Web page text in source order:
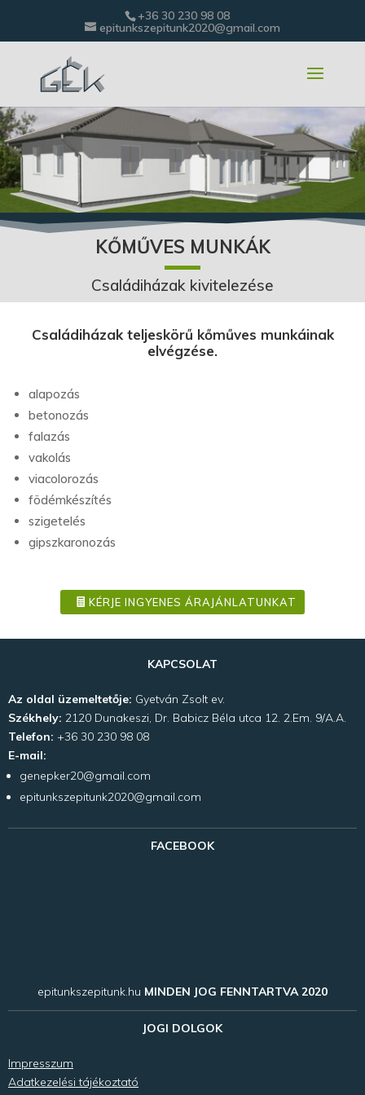
+36 30 230 98 08
epitunkszepitunk2020@gmail.com
KŐMŰVES MUNKÁK
Családiházak kivitelezése
Családiházak teljeskörű kőműves munkáinak
elvégzése.
alapozás
betonozás
falazás
vakolás
viacolorozás
födémkészítés
szigetelés
gipszkaronozás
KÉRJE INGYENES ÁRAJÁNLATUNKAT
KAPCSOLAT
Az oldal üzemeltetője: Gyetván Zsolt ev.
Székhely: 2120 Dunakeszi, Dr. Babicz Béla utca 12. 2.Em. 9/A.A.
Telefon: +36 30 230 98 08
E-mail:
genepker20@gmail.com
epitunkszepitunk2020@gmail.com
FACEBOOK
epitunkszepitunk.hu MINDEN JOG FENNTARTVA 2020
JOGI DOLGOK
Impresszum
Adatkezelési tájékoztató